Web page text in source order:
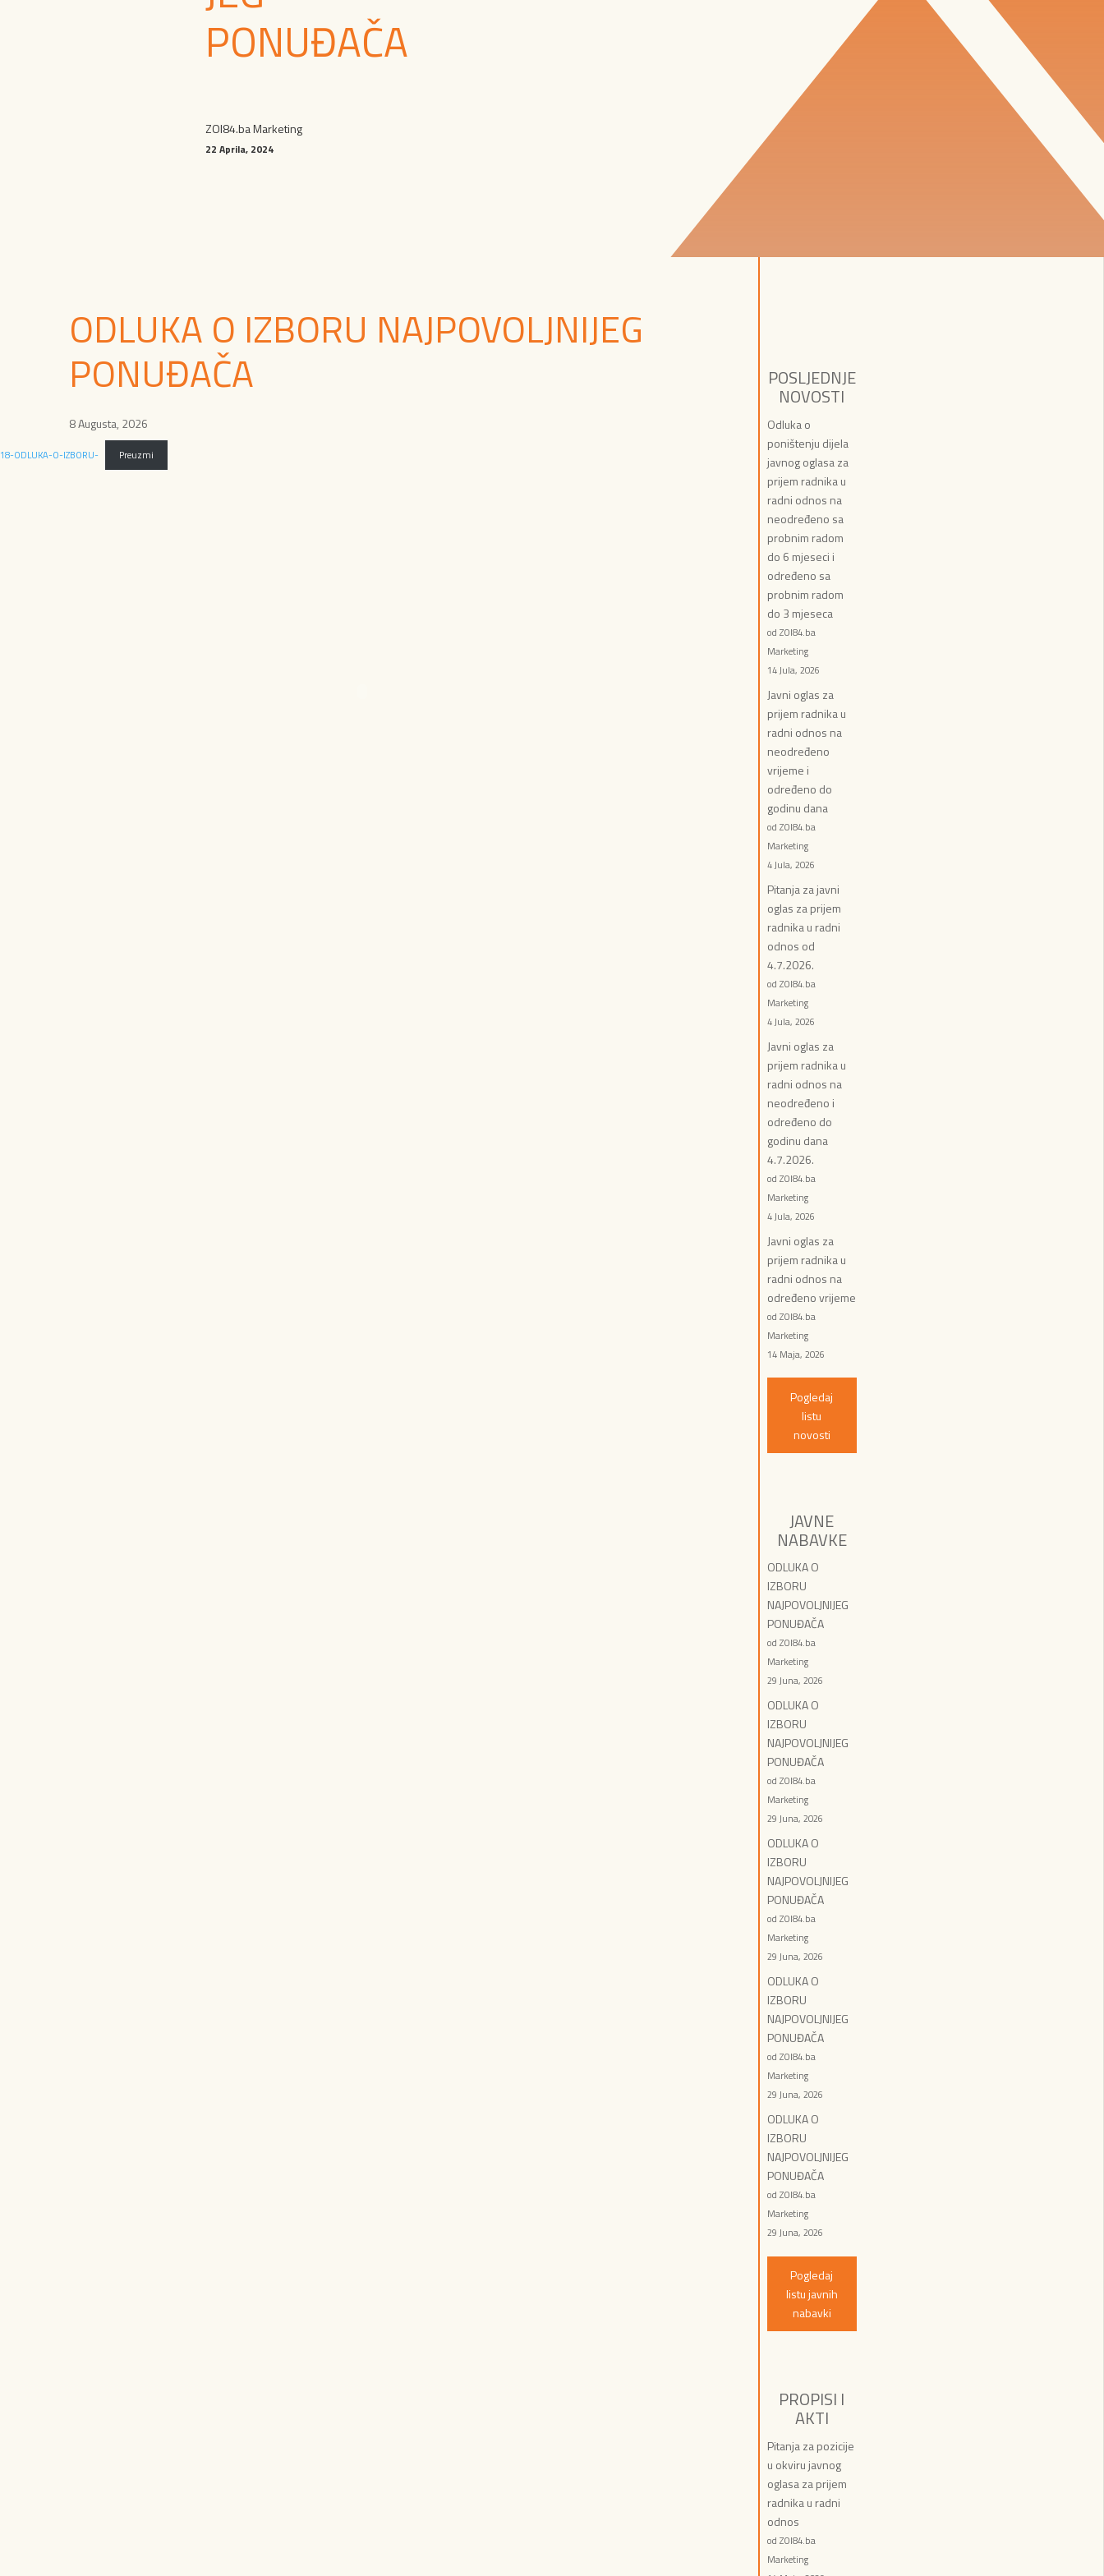
PONUĐAČA
ZOI84.ba Marketing
22 Aprila, 2024
ODLUKA O IZBORU NAJPOVOLJNIJEG
PONUĐAČA
8 Augusta, 2026
18-ODLUKA-O-IZBORU- Preuzmi
POSLJEDNJE
NOVOSTI
Odluka o
poništenju dijela
javnog oglasa za
prijem radnika u
radni odnos na
neodređeno sa
probnim radom
do 6 mjeseci i
određeno sa
probnim radom
do 3 mjeseca
od ZOI84.ba
Marketing
14 Jula, 2026
Javni oglas za
prijem radnika u
radni odnos na
neodređeno
vrijeme i
određeno do
godinu dana
od ZOI84.ba
Marketing
4 Jula, 2026
Pitanja za javni
oglas za prijem
radnika u radni
odnos od
4.7.2026.
od ZOI84.ba
Marketing
4 Jula, 2026
Javni oglas za
prijem radnika u
radni odnos na
neodređeno i
određeno do
godinu dana
4.7.2026.
od ZOI84.ba
Marketing
4 Jula, 2026
Javni oglas za
prijem radnika u
radni odnos na
određeno vrijeme
od ZOI84.ba
Marketing
14 Maja, 2026
Pogledaj
listu
novosti
JAVNE
NABAVKE
ODLUKA O
IZBORU
NAJPOVOLJNIJEG
PONUĐAČA
od ZOI84.ba
Marketing
29 Juna, 2026
ODLUKA O
IZBORU
NAJPOVOLJNIJEG
PONUĐAČA
od ZOI84.ba
Marketing
29 Juna, 2026
ODLUKA O
IZBORU
NAJPOVOLJNIJEG
PONUĐAČA
od ZOI84.ba
Marketing
29 Juna, 2026
ODLUKA O
IZBORU
NAJPOVOLJNIJEG
PONUĐAČA
od ZOI84.ba
Marketing
29 Juna, 2026
ODLUKA O
IZBORU
NAJPOVOLJNIJEG
PONUĐAČA
od ZOI84.ba
Marketing
29 Juna, 2026
Pogledaj
listu javnih
nabavki
PROPISI I
AKTI
Pitanja za pozicije
u okviru javnog
oglasa za prijem
radnika u radni
odnos
od ZOI84.ba
Marketing